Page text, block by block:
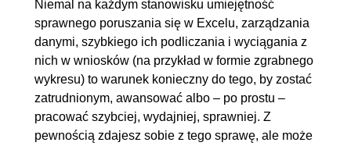
5. Podstawowe działania i obliczenia 00:06:22
5.1. Obliczenia: SUMA,
ŚREDNIA, MAX, MIN, MAX.K,
MIN.K
00:06:22
6. Rodzaje adresowania komórek 00:04:44
6.1. Adresy względne i
00:04:44
Niemal na każdym stanowisku umiejętność
sprawnego poruszania się w Excelu, zarządzania
danymi, szybkiego ich podliczania i wyciągania z
nich w wniosków (na przykład w formie zgrabnego
wykresu) to warunek konieczny do tego, by zostać
zatrudnionym, awansować albo – po prostu –
pracować szybciej, wydajniej, sprawniej. Z
pewnością zdajesz sobie z tego sprawę, ale może